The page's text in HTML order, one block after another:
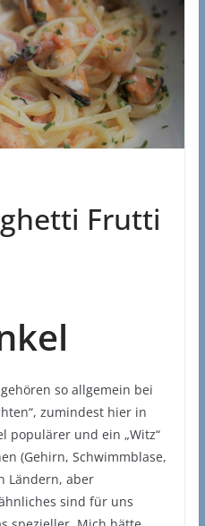
Frutti
so allgemein bei
zumindest hier in
populärer und ein „Witz“
(Gehirn, Schwimmblase,
Ländern, aber
sind für uns